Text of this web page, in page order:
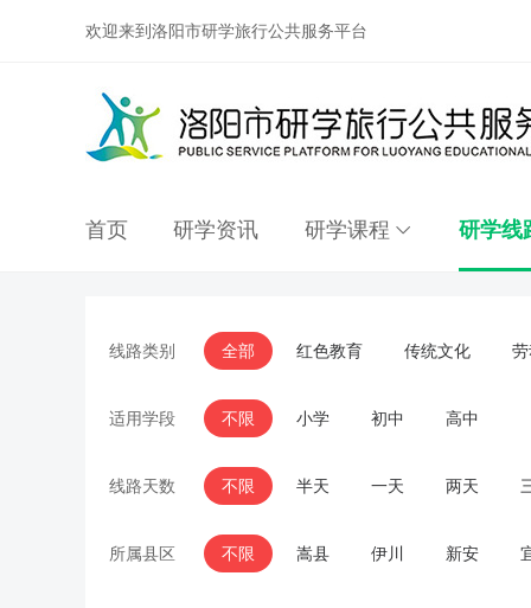
欢迎来到洛阳市研学旅行公共服务平台
首页 研学资讯 研学课程 研学线
线路类别 全部 红色教育 传统文化
适用学段 不限 小学 初中 高中
线路天数 不限 半天 一天 两天
所属县区 不限 嵩县 伊川 新安